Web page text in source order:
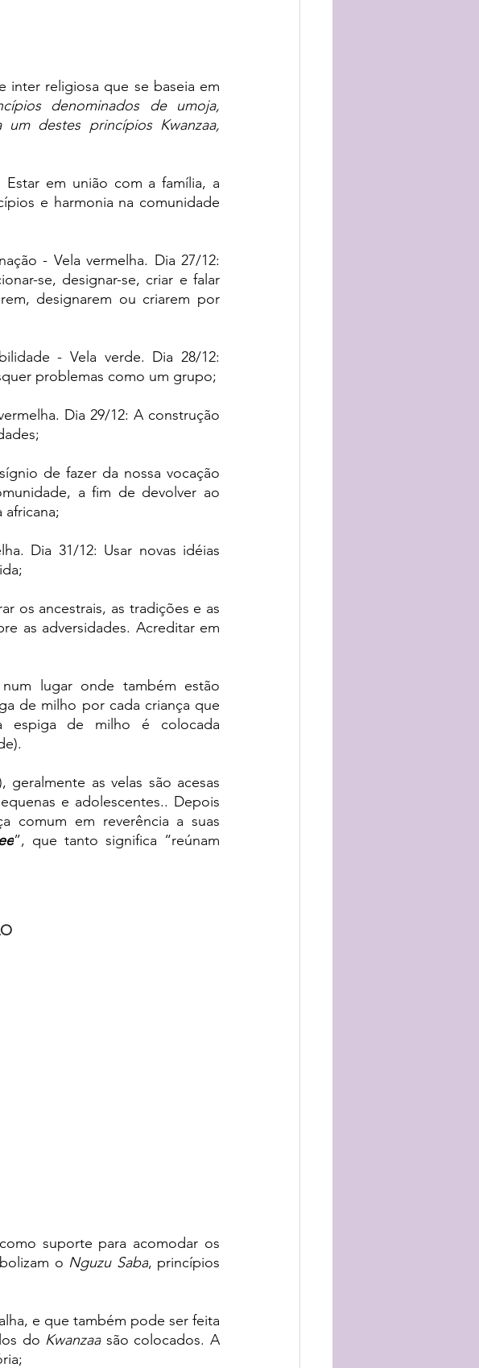
inter religiosa que se baseia em
denominados de umoja,
destes princípios Kwanzaa,
em união com a família, a
e harmonia na comunidade
- Vela vermelha. Dia 27/12:
se, designar-se, criar e falar
designarem ou criarem por
- Vela verde. Dia 28/12:
problemas como um grupo;
Dia 29/12: A construção
de fazer da nossa vocação
a fim de devolver ao
africana;
Dia 31/12: Usar novas idéias
os ancestrais, as tradições e as
as adversidades. Acreditar em
lugar onde também estão
de milho por cada criança que
espiga de milho é colocada
as velas são acesas
e adolescentes.. Depois
comum em reverência a suas
”, que tanto significa “reúnam
suporte para acomodar os
o Nguzu Saba, princípios
e que também pode ser feita
do Kwanzaa são colocados. A